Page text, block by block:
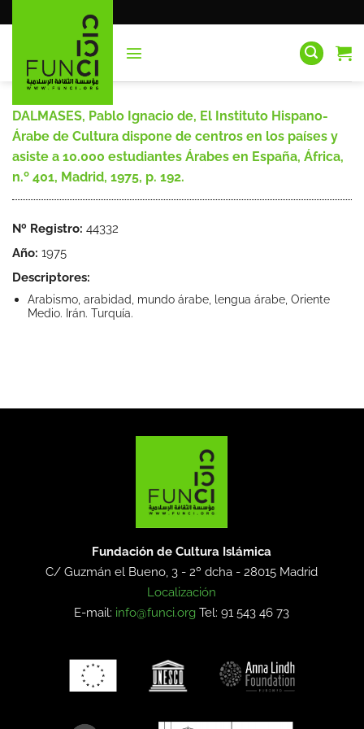
al
DALMASES, Pablo Ignacio de, El Instituto Hispano-
Árabe de Cultura dispone de centros en los países y
asiste a 10.000 estudiantes Árabes en España, África,
n.º 401, Madrid, 1975, p. 192.
Nº Registro: 44332
Año: 1975
Descriptores:
Arabismo, arabidad, mundo árabe, lengua árabe, Oriente
Medio. Irán. Turquía.
Fundación de Cultura Islámica
C/ Guzmán el Bueno, 3 - 2º dcha -28015 Madrid
Localización
E-mail: info@funci.org Tel: 91 543 46 73